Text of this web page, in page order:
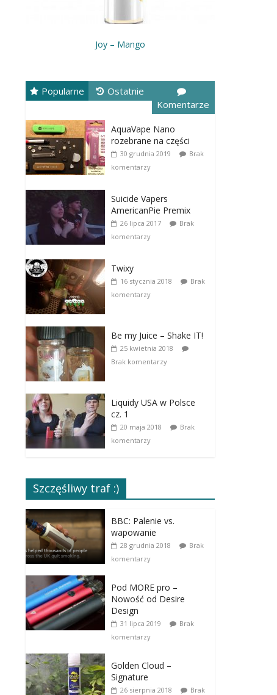
Joy – Mango
Popularne
Ostatnie
Komentarze
AquaVape Nano
rozebrane na części
30 grudnia 2019
Brak
komentarzy
Suicide Vapers
AmericanPie Premix
26 lipca 2017
Brak
komentarzy
Twixy
16 stycznia 2018
Brak
komentarzy
Be my Juice – Shake IT!
25 kwietnia 2018
Brak komentarzy
Liquidy USA w Polsce
cz. 1
20 maja 2018
Brak
komentarzy
Szczęśliwy traf :)
BBC: Palenie vs.
wapowanie
28 grudnia 2018
Brak
komentarzy
Pod MORE pro –
Nowość od Desire
Design
31 lipca 2019
Brak
komentarzy
Golden Cloud –
Signature
26 sierpnia 2018
Brak